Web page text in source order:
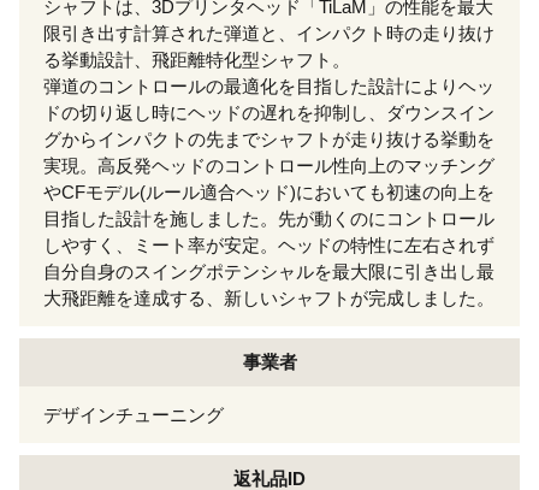
シャフトは、3Dプリンタヘッド「TiLaM」の性能を最大
限引き出す計算された弾道と、インパクト時の走り抜け
る挙動設計、飛距離特化型シャフト。
弾道のコントロールの最適化を目指した設計によりヘッ
ドの切り返し時にヘッドの遅れを抑制し、ダウンスイン
グからインパクトの先までシャフトが走り抜ける挙動を
実現。高反発ヘッドのコントロール性向上のマッチング
やCFモデル(ルール適合ヘッド)においても初速の向上を
目指した設計を施しました。先が動くのにコントロール
しやすく、ミート率が安定。ヘッドの特性に左右されず
自分自身のスイングポテンシャルを最大限に引き出し最
大飛距離を達成する、新しいシャフトが完成しました。
事業者
デザインチューニング
返礼品ID